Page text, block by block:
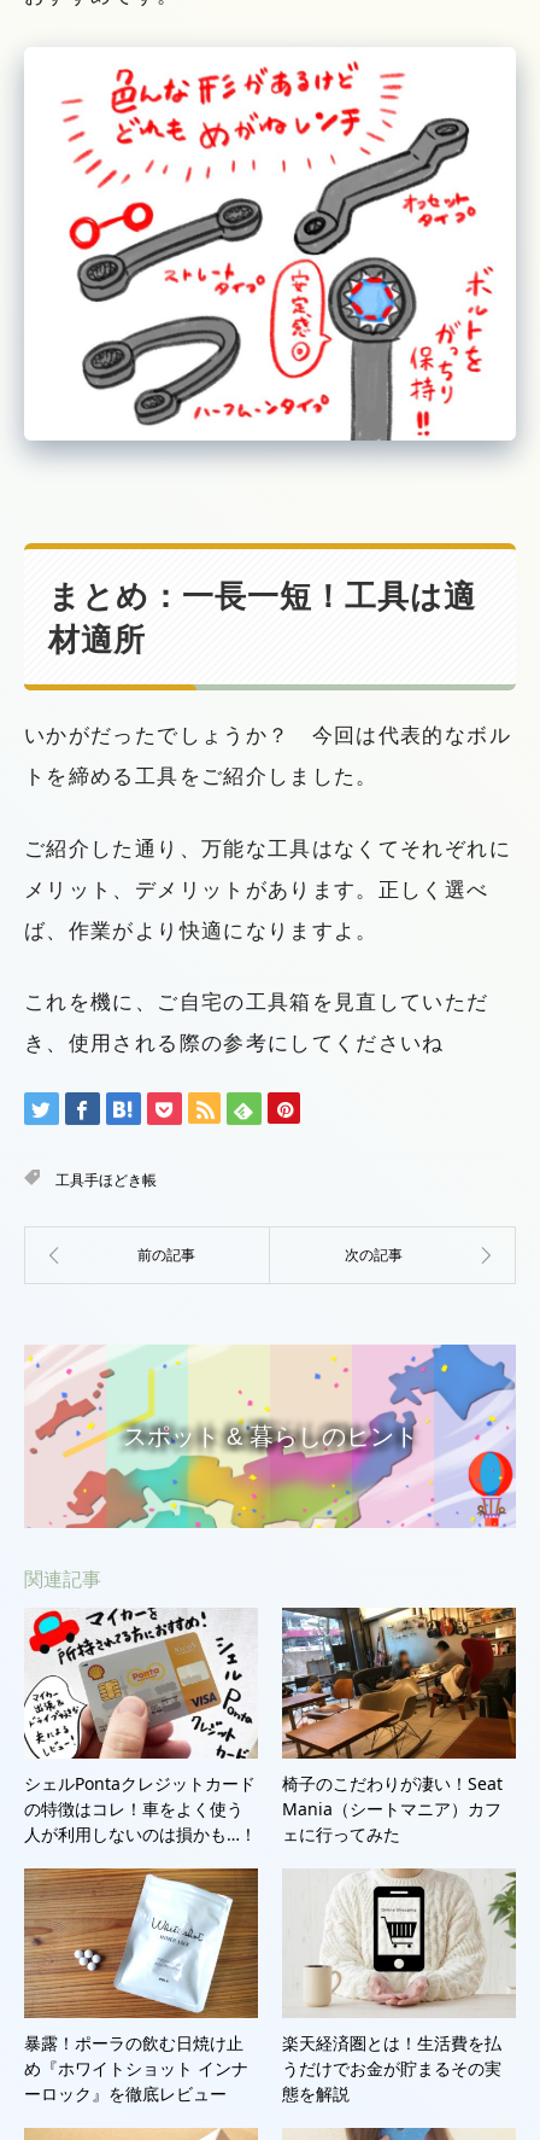
まとめ：一長一短！工具は適
材適所
いかがだったでしょうか？ 今回は代表的なボル
トを締める工具をご紹介しました。
ご紹介した通り、万能な工具はなくてそれぞれに
メリット、デメリットがあります。正しく選べ
ば、作業がより快適になりますよ。
これを機に、ご自宅の工具箱を見直していただ
き、使用される際の参考にしてくださいね
工具手ほどき帳
スポット & 暮らしのヒント
関連記事
シェルPontaクレジットカード
の特徴はコレ！車をよく使う
人が利用しないのは損かも…！
椅子のこだわりが凄い！Seat
Mania（シートマニア）カフ
ェに行ってみた
暴露！ポーラの飲む日焼け止
め『ホワイトショット インナ
ーロック』を徹底レビュー
楽天経済圏とは！生活費を払
うだけでお金が貯まるその実
態を解説